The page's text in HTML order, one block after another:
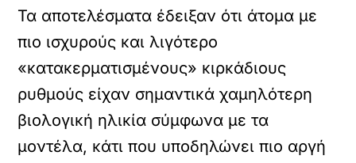
Τα αποτελέσματα έδειξαν ότι άτομα με
πιο ισχυρούς και λιγότερο
«κατακερματισμένους» κιρκάδιους
ρυθμούς είχαν σημαντικά χαμηλότερη
βιολογική ηλικία σύμφωνα με τα
μοντέλα, κάτι που υποδηλώνει πιο αργή